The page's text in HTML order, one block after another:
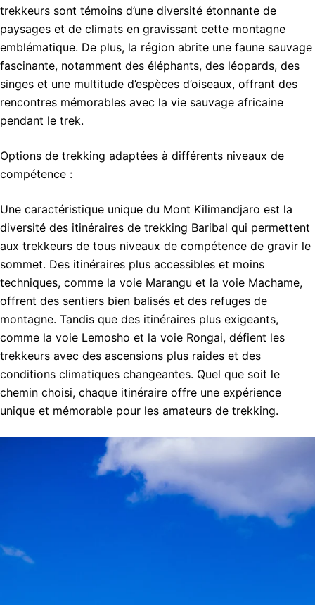
trekkeurs sont témoins d’une diversité étonnante de
paysages et de climats en gravissant cette montagne
emblématique. De plus, la région abrite une faune sauvage
fascinante, notamment des éléphants, des léopards, des
singes et une multitude d’espèces d’oiseaux, offrant des
rencontres mémorables avec la vie sauvage africaine
pendant le trek.
Options de trekking adaptées à différents niveaux de
compétence :
Une caractéristique unique du Mont Kilimandjaro est la
diversité des itinéraires de trekking Baribal qui permettent
aux trekkeurs de tous niveaux de compétence de gravir le
sommet. Des itinéraires plus accessibles et moins
techniques, comme la voie Marangu et la voie Machame,
offrent des sentiers bien balisés et des refuges de
montagne. Tandis que des itinéraires plus exigeants,
comme la voie Lemosho et la voie Rongai, défient les
trekkeurs avec des ascensions plus raides et des
conditions climatiques changeantes. Quel que soit le
chemin choisi, chaque itinéraire offre une expérience
unique et mémorable pour les amateurs de trekking.